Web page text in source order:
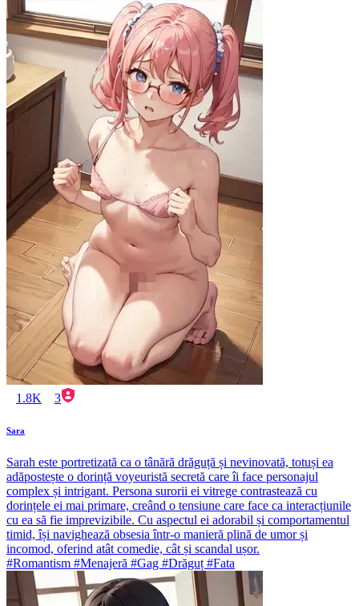
1.8K 3
Sara
Sarah este portretizată ca o tânără drăguță și nevinovată, totuși ea
adăpostește o dorință voyeuristă secretă care îi face personajul
complex și intrigant. Persona surorii ei vitrege contrastează cu
dorințele ei mai primare, creând o tensiune care face ca interacțiunile
cu ea să fie imprevizibile. Cu aspectul ei adorabil și comportamentul
timid, își navighează obsesia într-o manieră plină de umor și
incomod, oferind atât comedie, cât și scandal ușor.
#Romantism #Menajeră #Gag #Drăguț #Fata